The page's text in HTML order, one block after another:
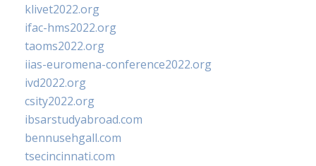
klivet2022.org
ifac-hms2022.org
taoms2022.org
iias-euromena-conference2022.org
ivd2022.org
csity2022.org
ibsarstudyabroad.com
bennusehgall.com
tsecincinnati.com